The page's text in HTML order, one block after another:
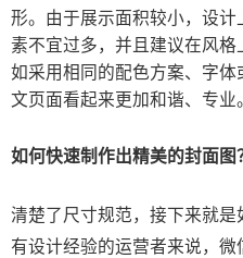
形。由于展示面积较小，设
素不宜过多，并且建议在风
如采用相同的配色方案、字
文页面看起来更加和谐、专业
如何快速制作出精美的封面图
清楚了尺寸规范，接下来就
有设计经验的运营者来说，